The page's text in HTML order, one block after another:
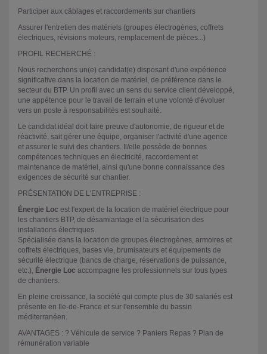
Participer aux câblages et raccordements sur chantiers
Assurer l'entretien des matériels (groupes électrogènes, coffrets
électriques, révisions moteurs, remplacement de pièces...)
PROFIL RECHERCHÉ :
Nous recherchons un(e) candidat(e) disposant d'une expérience
significative dans la location de matériel, de préférence dans le
secteur du BTP. Un profil avec un sens du service client développé,
une appétence pour le travail de terrain et une volonté d'évoluer
vers un poste à responsabilités est souhaité.
Le candidat idéal doit faire preuve d'autonomie, de rigueur et de
réactivité, sait gérer une équipe, organiser l'activité d'une agence
et assurer le suivi des chantiers. Il/elle possède de bonnes
compétences techniques en électricité, raccordement et
maintenance de matériel, ainsi qu'une bonne connaissance des
exigences de sécurité sur chantier.
PRÉSENTATION DE L'ENTREPRISE :
Énergie Loc est l'expert de la location de matériel électrique pour
les chantiers BTP, de désamiantage et la sécurisation des
installations électriques.
Spécialisée dans la location de groupes électrogènes, armoires et
coffrets électriques, bases vie, brumisateurs et équipements de
sécurité électrique (bancs de charge, réservations de puissance,
etc.), Énergie Loc accompagne les professionnels sur tous types
de chantiers.
En pleine croissance, la société qui compte plus de 30 salariés est
présente en Ile-de-France et sur l'ensemble du bassin
méditerranéen.
AVANTAGES : ? Véhicule de service ? Paniers Repas ? Plan de
rémunération variable